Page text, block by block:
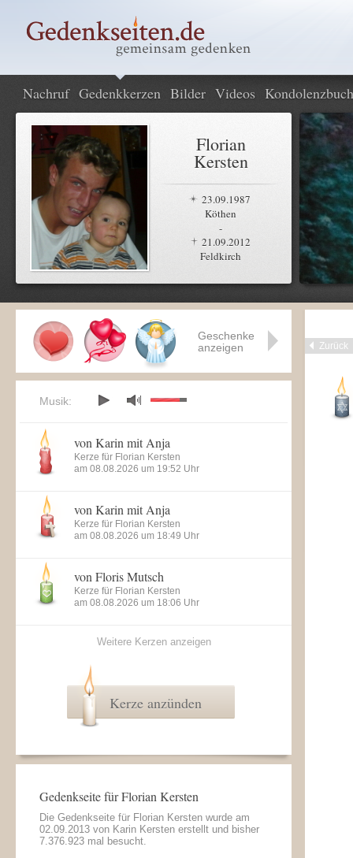
Nachruf Gedenkkerzen Bilder Videos Kondolenzbuch
Florian
Kersten
23.09.1987
Köthen
-
21.09.2012
Feldkirch
Zurück
Geschenke
anzeigen
Musik:
von Karin mit Anja
Kerze für Florian Kersten
am 08.08.2026 um 19:52 Uhr
von Karin mit Anja
Kerze für Florian Kersten
am 08.08.2026 um 18:49 Uhr
von Floris Mutsch
Kerze für Florian Kersten
am 08.08.2026 um 18:06 Uhr
Weitere Kerzen anzeigen
Kerze anzünden
Gedenkseite für Florian Kersten
Die Gedenkseite für Florian Kersten wurde am
02.09.2013 von Karin Kersten erstellt und bisher
7.376.923 mal besucht.